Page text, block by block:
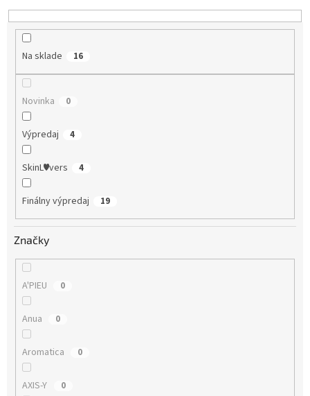
o
Na sklade 16
Novinka 0
Výpredaj 4
SkinL♥vers 4
Finálny výpredaj 19
Značky
A'PIEU 0
Anua 0
Aromatica 0
AXIS-Y 0